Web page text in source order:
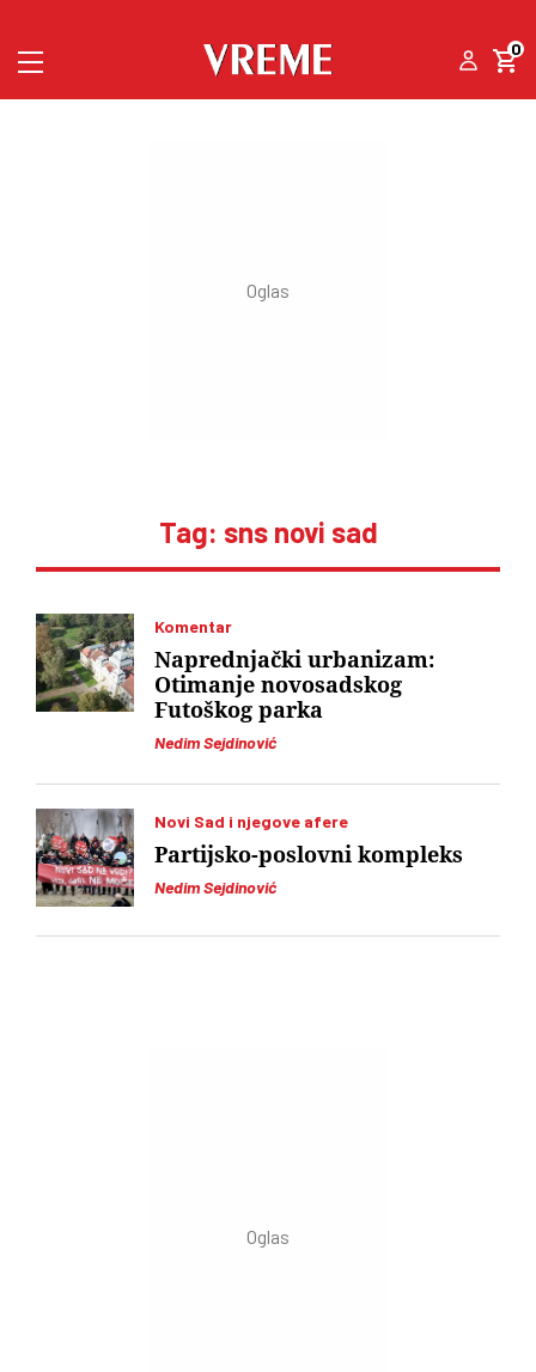
0
Tag: sns novi sad
Komentar
Nedim Sejdinović
Naprednjački urbanizam:
Otimanje novosadskog
Futoškog parka
Novi Sad i njegove afere
Nedim Sejdinović
Partijsko-poslovni kompleks